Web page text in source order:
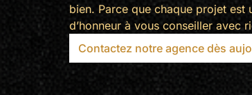
bien. Parce que chaque projet est
d’honneur à vous conseiller avec
Contactez notre agence dès